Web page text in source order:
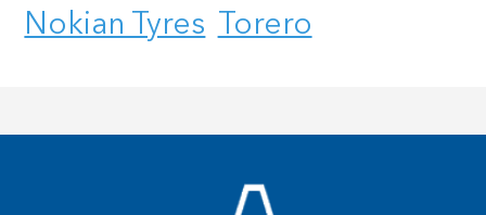
Nokian Tyres Torero